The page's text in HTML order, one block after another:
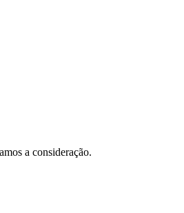
a consideração.